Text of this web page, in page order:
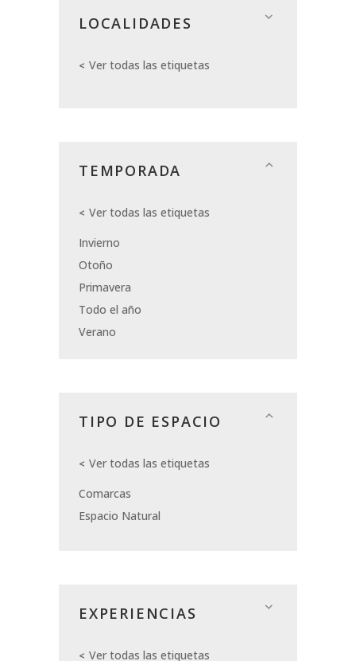
LOCALIDADES
Ver todas las etiquetas
TEMPORADA
Ver todas las etiquetas
Invierno
Otoño
Primavera
Todo el año
Verano
TIPO DE ESPACIO
Ver todas las etiquetas
Comarcas
Espacio Natural
EXPERIENCIAS
Ver todas las etiquetas